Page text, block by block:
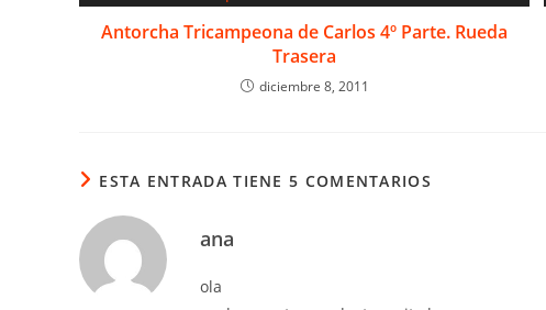
Antorcha Tricampeona de Carlos 4º Parte. Rueda
Trasera
diciembre 8, 2011
ESTA ENTRADA TIENE 5 COMENTARIOS
ana
ola